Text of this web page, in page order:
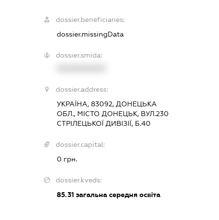
dossier.beneficiaries:
dossier.missingData
dossier.smida:
dossier.address:
УКРАЇНА, 83092, ДОНЕЦЬКА
ОБЛ., МІСТО ДОНЕЦЬК, ВУЛ.230
СТРІЛЕЦЬКОЇ ДИВІЗІЇ, Б.40
dossier.capital:
0 грн.
dossier.kveds:
85.31загальна середня освіта